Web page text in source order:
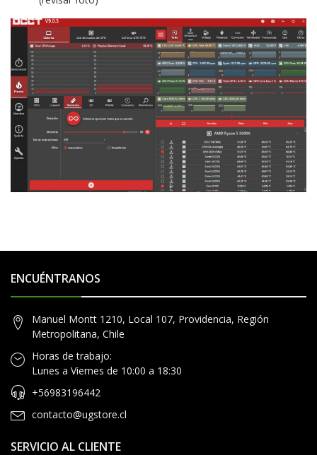
ENCUÉNTRANOS
Manuel Montt 1210, Local 107, Providencia, Región
Metropolitana, Chile
Horas de trabajo:
Lunes a Viernes de 10:00 a 18:30
+56983196442
contacto@ugstore.cl
SERVICIO AL CLIENTE